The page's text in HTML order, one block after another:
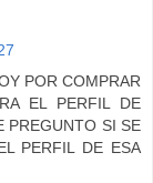
POR COMPRAR
EL PERFIL DE
PREGUNTO SI SE
PERFIL DE ESA